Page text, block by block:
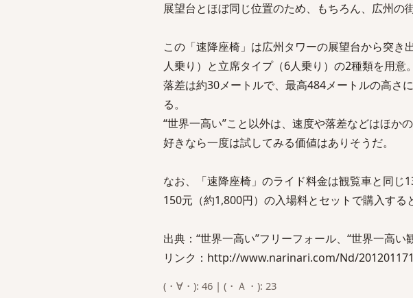
展望台とほぼ同じ位置のため、もちろん、広州の
この「速降座椅」は広州タワーの展望台から突
人乗り）と立席タイプ（6人乗り）の2種類を用意。
落差は約30メートルで、最高484メートルの高さ
る。
“世界一高い”こと以外は、速度や落差などはほか
好きなら一度は試してみる価値はありそうだ。
なお、「速降座椅」のライド料金は観覧車と同じ
150元（約1,800円）の入場料とセットで購入する
出典：“世界一高い”フリーフォール、“世界一高い
リンク：http://www.narinari.com/Nd/
(・∀・): 46 | (・Ａ・): 23